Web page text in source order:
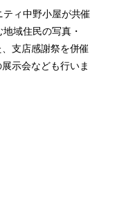
ィ中野小屋が共催
域住民の写真・
支店感謝祭を併催
示会なども行いま